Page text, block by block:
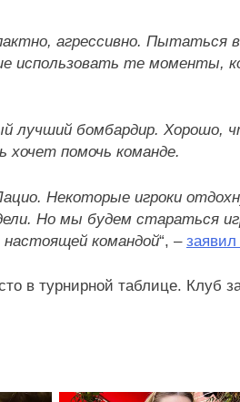
агрессивно. Пытаться
использовать те моменты,
лучший бомбардир. Хорошо,
хочет помочь команде.
Некоторые игроки
Но мы будем стараться
командой“, – заявил
в турнирной таблице. Клуб